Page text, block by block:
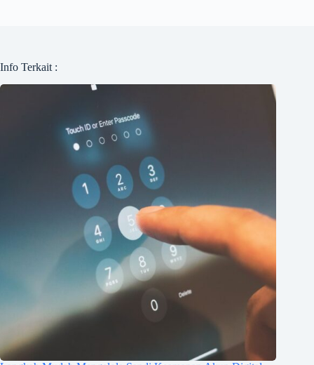
Info Terkait :